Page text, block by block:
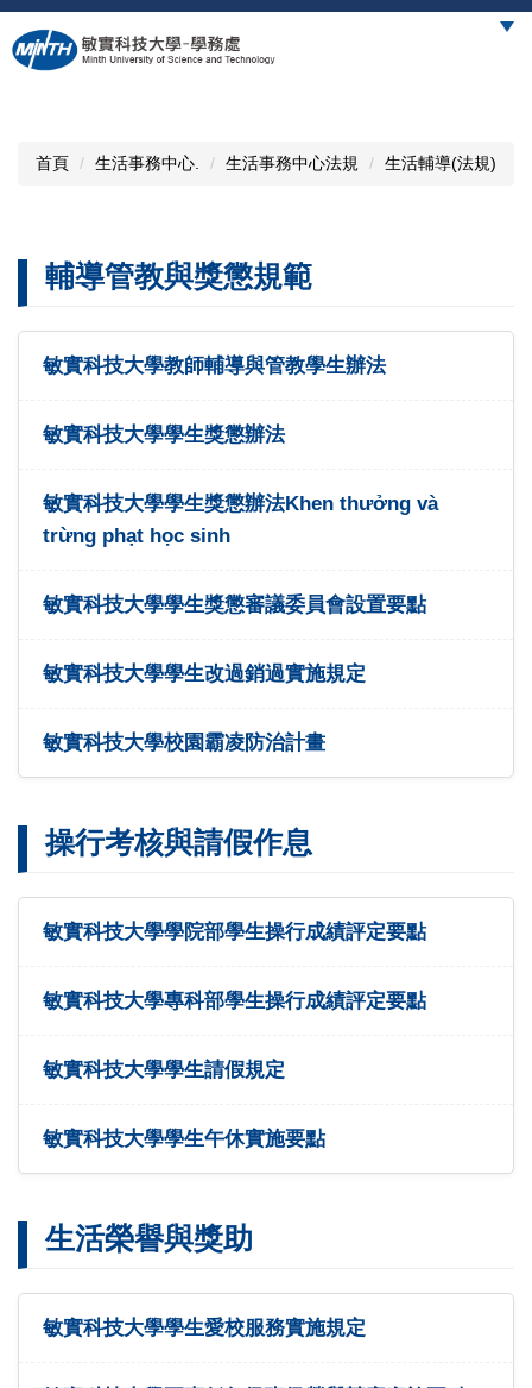
跳
到
主
首頁 生活事務中心. 生活事務中心法規 生活輔導(法規)
輔導管教與獎懲規範
敏實科技大學教師輔導與管教學生辦法
敏實科技大學學生獎懲辦法
敏實科技大學學生獎懲辦法Khen thưởng và
trừng phạt học sinh
敏實科技大學學生獎懲審議委員會設置要點
敏實科技大學學生改過銷過實施規定
敏實科技大學校園霸凌防治計畫
操行考核與請假作息
敏實科技大學學院部學生操行成績評定要點
敏實科技大學專科部學生操行成績評定要點
敏實科技大學學生請假規定
敏實科技大學學生午休實施要點
生活榮譽與獎助
敏實科技大學學生愛校服務實施規定